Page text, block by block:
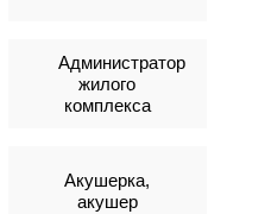
Администратор
жилого
комплекса
Акушерка,
акушер